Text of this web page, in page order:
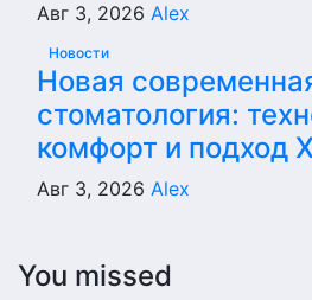
Авг 3, 2026 Alex
Новости
Новая
стоматология:
комфорт и подход
Авг 3, 2026 Alex
You missed